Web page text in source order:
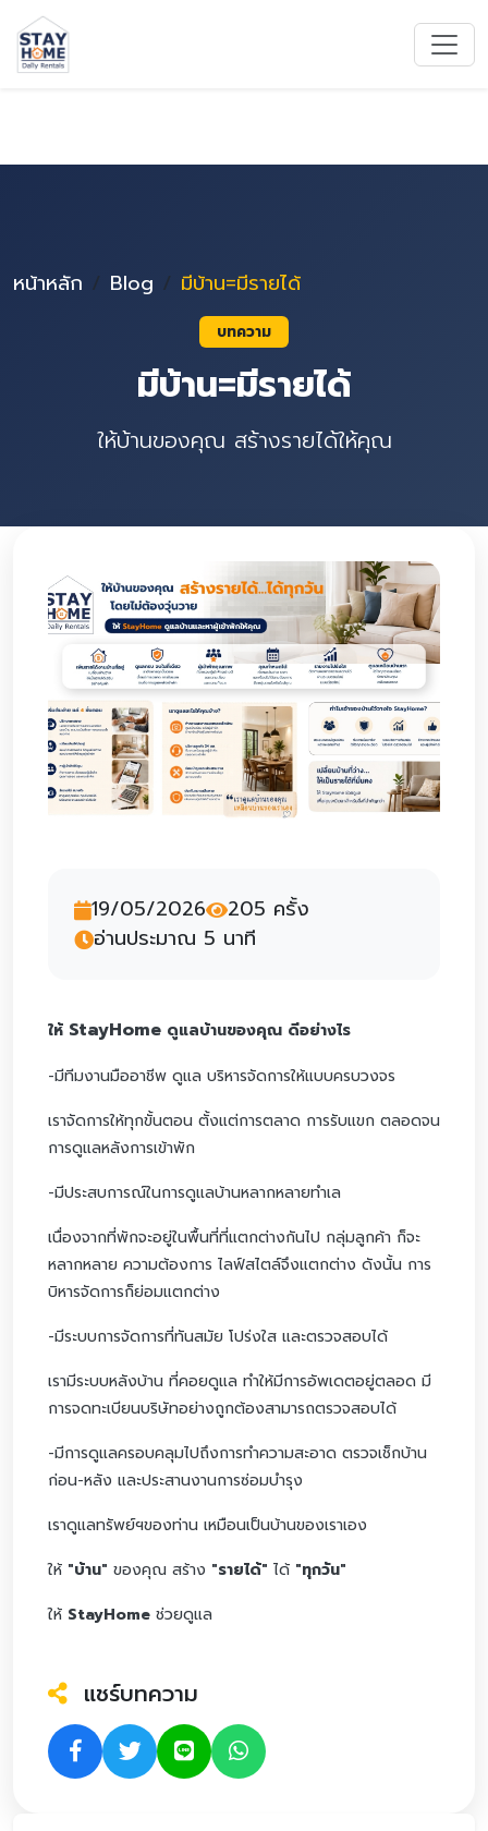
หน้าหลัก Blog มีบ้าน=มีรายได้
บทความ
มีบ้าน=มีรายได้
ให้บ้านของคุณ สร้างรายได้ให้คุณ
19/05/2026
205 ครั้ง
อ่านประมาณ 5 นาที
ให้ StayHome ดูแลบ้านของคุณ ดีอย่างไร
-มีทีมงานมืออาชีพ ดูแล บริหารจัดการให้แบบครบวงจร
เราจัดการให้ทุกขั้นตอน ตั้งแต่การตลาด การรับแขก ตลอดจน
การดูแลหลังการเข้าพัก
-มีประสบการณ์ในการดูแลบ้านหลากหลายทำเล
เนื่องจากที่พักจะอยู่ในพื้นที่ที่แตกต่างกันไป กลุ่มลูกค้า ก็จะ
หลากหลาย ความต้องการ ไลฟ์สไตล์จึงแตกต่าง ดังนั้น การ
บิหารจัดการก็ย่อมแตกต่าง
-มีระบบการจัดการที่ทันสมัย โปร่งใส และตรวจสอบได้
เรามีระบบหลังบ้าน ที่คอยดูแล ทำให้มีการอัพเดตอยู่ตลอด มี
การจดทะเบียนบริษัทอย่างถูกต้องสามารถตรวจสอบได้
-มีการดูแลครอบคลุมไปถึงการทำความสะอาด ตรวจเช็กบ้าน
ก่อน-หลัง และประสานงานการซ่อมบำรุง
เราดูแลทรัพย์ฯของท่าน เหมือนเป็นบ้านของเราเอง
ให้ "บ้าน" ของคุณ สร้าง "รายได้" ได้ "ทุกวัน"
ให้ StayHome ช่วยดูแล
แชร์บทความ